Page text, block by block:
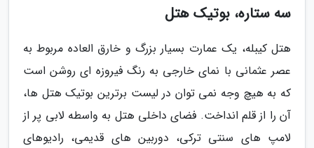
سه ستاره، بوتیک هتل
هتل کیبله، یک عمارت بسیار بزرگ و خارق العاده مربوط به
عصر عثمانی با نمای خارجی به رنگ فیروزه ای روشن است
که به هیچ وجه نمی توان در لیست برترین بوتیک هتل ها،
آن را از قلم انداخت. فضای داخلی هتل به واسطه لابی پر از
لامپ های سنتی ترکی، دوربین های قدیمی، رادیوهای